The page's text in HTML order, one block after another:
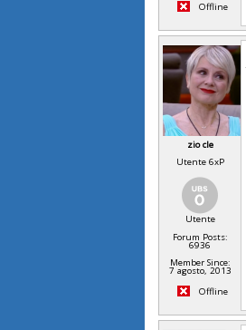
Offline
zio cle
Utente 6xP
Utente
Forum Posts:
6936
Member Since:
7 agosto, 2013
Offline